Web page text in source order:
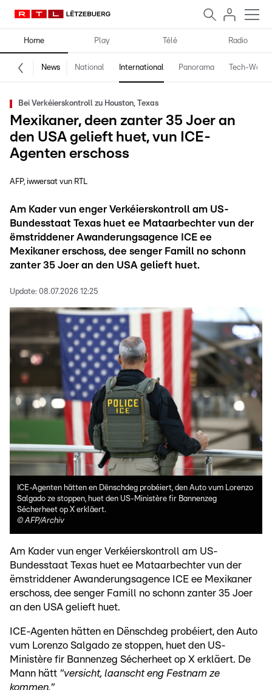
Home Play Télé Radio
News National International Panorama Tech-World
Bei Verkéierskontroll zu Houston, Texas
Mexikaner, deen zanter 35 Joer an
den USA gelieft huet, vun ICE-
Agenten erschoss
AFP, iwwersat vun RTL
Am Kader vun enger Verkéierskontroll am US-
Bundesstaat Texas huet ee Mataarbechter vun der
ëmstriddener Awanderungsagence ICE ee
Mexikaner erschoss, dee senger Famill no schonn
zanter 35 Joer an den USA gelieft huet.
Update: 08.07.2026 12:25
ICE-Agenten hätten en Dënschdeg probéiert, den Auto vum Lorenzo
Salgado ze stoppen, huet den US-Ministère fir Bannenzeg
Sécherheet op X erkläert.
©AFP/Archiv
Am Kader vun enger Verkéierskontroll am US-
Bundesstaat Texas huet ee Mataarbechter vun der
ëmstriddener Awanderungsagence ICE ee Mexikaner
erschoss, dee senger Famill no schonn zanter 35 Joer
an den USA gelieft huet.
ICE-Agenten hätten en Dënschdeg probéiert, den Auto
vum Lorenzo Salgado ze stoppen, huet den US-
Ministère fir Bannenzeg Sécherheet op X erkläert. De
Mann hätt "versicht, laanscht eng Festnam ze
kommen."